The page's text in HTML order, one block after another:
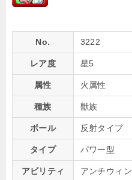
No. 3222
レア度 星5
属性 火属性
種族 獣族
ボール 反射タイプ
タイプ パワー型
アビリティ アンチウィ